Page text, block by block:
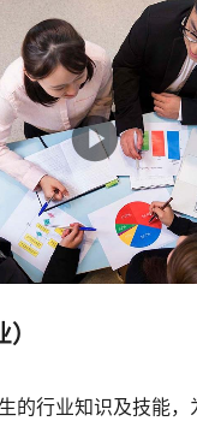
的行业知识及技能